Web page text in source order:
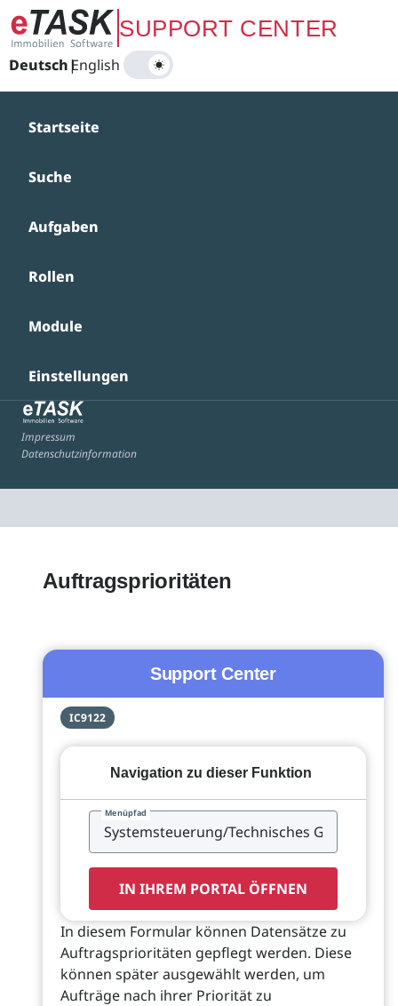
Zum Hauptinhalt springenSUPPORT CENTER
Deutsch|
English
Startseite
Suche
Aufgaben
Rollen
Module
Einstellungen
Impressum
Datenschutzinformation
Auftragsprioritäten
Support Center
IC9122
Navigation zu dieser Funktion
Menüpfad
IN IHREM PORTAL ÖFFNEN
In diesem Formular können Datensätze zu
Auftragsprioritäten gepflegt werden. Diese
können später ausgewählt werden, um
Aufträge nach ihrer Priorität zu